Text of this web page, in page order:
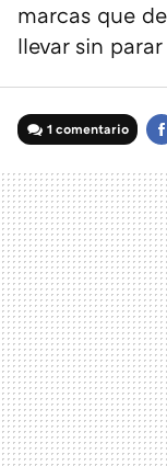
marcas que
llevar sin
1 comentario